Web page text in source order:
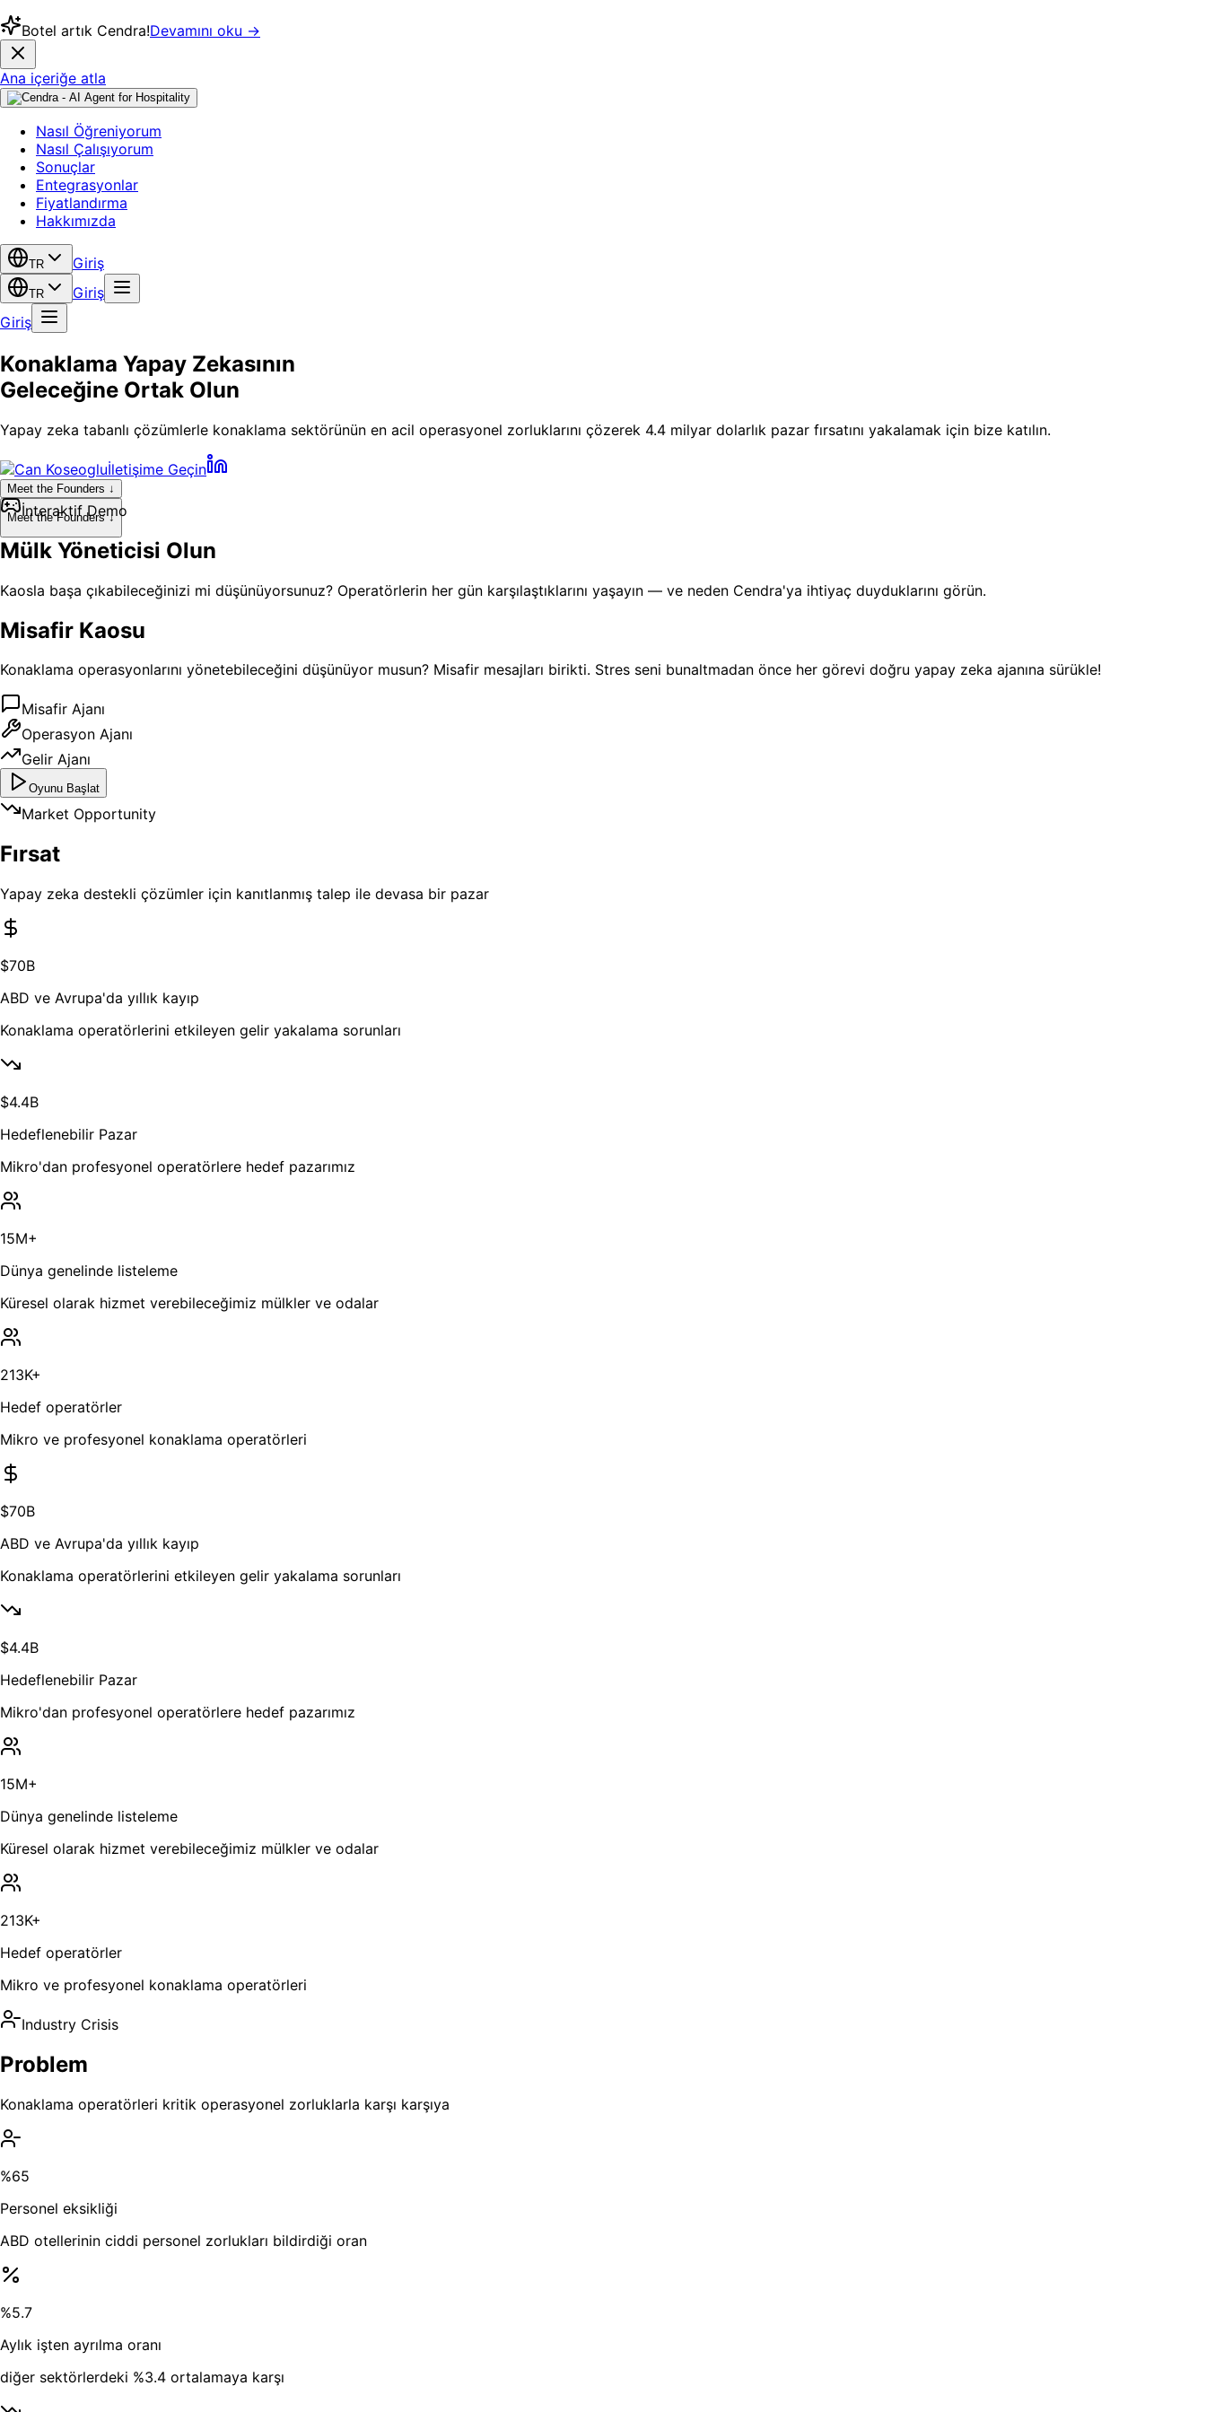
Botel artık Cendra!Devamını oku →
Ana içeriğe atla
Nasıl Öğreniyorum
Nasıl Çalışıyorum
Sonuçlar
Entegrasyonlar
Fiyatlandırma
Hakkımızda
TR Giriş
TR
Giriş
Giriş
Konaklama Yapay Zekasının
Geleceğine Ortak Olun
Yapay zeka tabanlı çözümlerle konaklama sektörünün en acil operasyonel zorluklarını çözerek 4.4 milyar dolarlık pazar fırsatını yakalamak için bize katılın.
İletişime Geçin
Meet the Founders ↓
Meet the Founders ↓
İnteraktif Demo
Mülk Yöneticisi Olun
Kaosla başa çıkabileceğinizi mi düşünüyorsunuz? Operatörlerin her gün karşılaştıklarını yaşayın — ve neden Cendra'ya ihtiyaç duyduklarını görün.
Misafir Kaosu
Konaklama operasyonlarını yönetebileceğini düşünüyor musun? Misafir mesajları birikti. Stres seni bunaltmadan önce her görevi doğru yapay zeka ajanına sürükle!
Misafir Ajanı
Operasyon Ajanı
Gelir Ajanı
Oyunu Başlat
Market Opportunity
Fırsat
Yapay zeka destekli çözümler için kanıtlanmış talep ile devasa bir pazar
$70B
ABD ve Avrupa'da yıllık kayıp
Konaklama operatörlerini etkileyen gelir yakalama sorunları
$4.4B
Hedeflenebilir Pazar
Mikro'dan profesyonel operatörlere hedef pazarımız
15M+
Dünya genelinde listeleme
Küresel olarak hizmet verebileceğimiz mülkler ve odalar
213K+
Hedef operatörler
Mikro ve profesyonel konaklama operatörleri
$70B
ABD ve Avrupa'da yıllık kayıp
Konaklama operatörlerini etkileyen gelir yakalama sorunları
$4.4B
Hedeflenebilir Pazar
Mikro'dan profesyonel operatörlere hedef pazarımız
15M+
Dünya genelinde listeleme
Küresel olarak hizmet verebileceğimiz mülkler ve odalar
213K+
Hedef operatörler
Mikro ve profesyonel konaklama operatörleri
Industry Crisis
Problem
Konaklama operatörleri kritik operasyonel zorluklarla karşı karşıya
%65
Personel eksikliği
ABD otellerinin ciddi personel zorlukları bildirdiği oran
%5.7
Aylık işten ayrılma oranı
diğer sektörlerdeki %3.4 ortalamaya karşı